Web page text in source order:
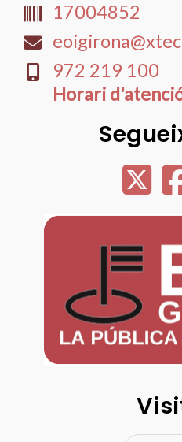
17004852
​972 219 100
Horari